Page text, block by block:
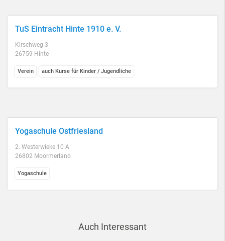
TuS Eintracht Hinte 1910 e. V.
Kirschweg 3
26759 Hinte
Verein auch Kurse für Kinder / Jugendliche
Yogaschule Ostfriesland
2. Westerwieke 10 A
26802 Moormerland
Yogaschule
Auch Interessant